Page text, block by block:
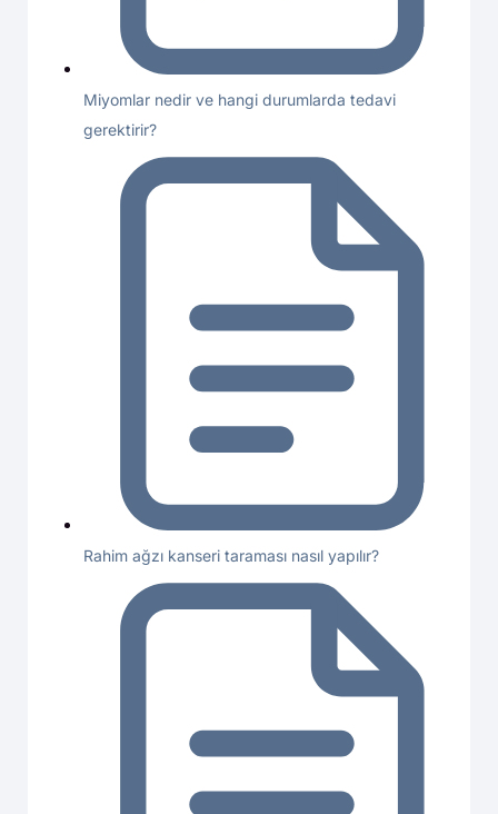
Miyomlar nedir ve hangi durumlarda tedavi
gerektirir?
Rahim ağzı kanseri taraması nasıl yapılır?